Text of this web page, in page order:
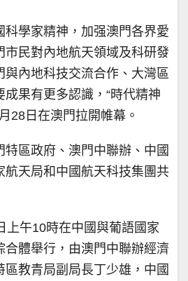
學家精神，加强澳門各界愛
市民對內地航天領域及科研發
與內地科技交流合作、大灣區
果有更多認識，“時代精神
28日在澳門拉開帷幕。
區政府、澳門中聯辦、中國
航天局和中國航天科技集團共
午10時在中國與葡語國家
合體舉行，由澳門中聯辦經濟
區教青局副局長丁少雄，中國